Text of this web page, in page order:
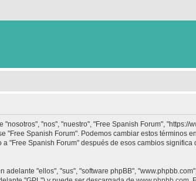
"nos", "nuestro", "Free Spanish Forum",
"Free Spanish Forum". Podemos cambiar estos
"Free Spanish Forum" después de esos cambios
"ellos", "sus", "software phpBB",